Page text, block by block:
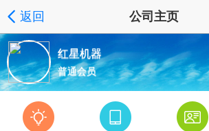
返回 公司主页
红星机器
普通会员